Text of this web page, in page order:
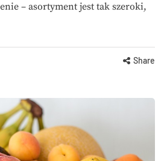
– asortyment jest tak szeroki,
Share